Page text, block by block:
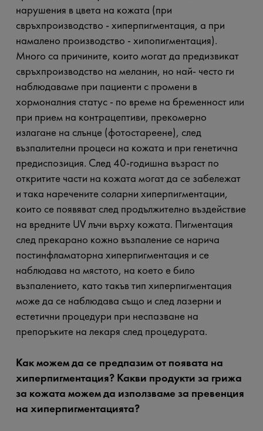
нарушения в цвета на кожата (при
свръхпроизводство - хиперпигментация, а при
намалено производство - хипопигментация).
Много са причините, които могат да предизвикат
свръхпроизводство на меланин, но най- често ги
наблюдаваме при пациенти с промени в
хормоналния статус - по време на бременност или
при прием на контрацептиви, прекомерно
излагане на слънце (фотостареене), след
възпалителни процеси на кожата и при генетична
предиспозиция. След 40-годишна възраст по
откритите части на кожата могат да се забележат
и така наречените соларни хиперпигментации,
които се появяват след продължително въздействие
на вредните UV лъчи върху кожата. Пигментация
след прекарано кожно възпаление се нарича
постинфламаторна хиперпигментация и се
наблюдава на мястото, на което е било
възпалението, като такъв тип хиперпигментация
може да се наблюдава също и след лазерни и
естетични процедури при неспазване на
препоръките на лекаря след процедурата.
Как можем да се предпазим от появата на
хиперпигментация? Какви продукти за грижа
за кожата можем да използваме за превенция
на хиперпигментацията?